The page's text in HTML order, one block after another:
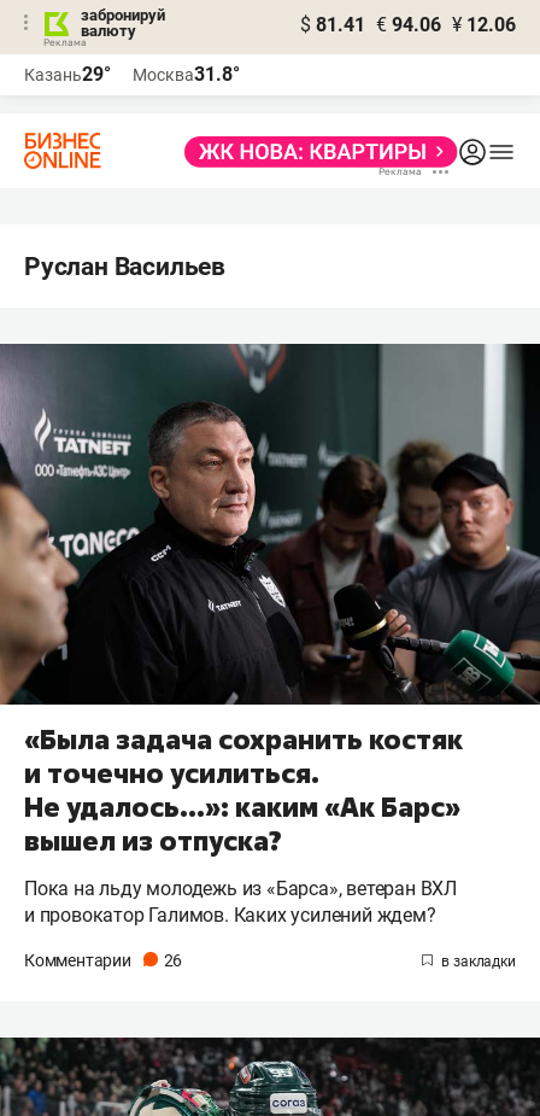
забронируй
валюту
$ 81.41 € 94.06 ¥ 12.06
Казань29° Москва31.8°
Руслан Васильев
«Была задача сохранить костяк
и точечно усилиться.
Не удалось…»: каким «Ак Барс»
вышел из отпуска?
Пока на льду молодежь из «Барса», ветеран ВХЛ
и провокатор Галимов. Каких усилений ждем?
Комментарии 26